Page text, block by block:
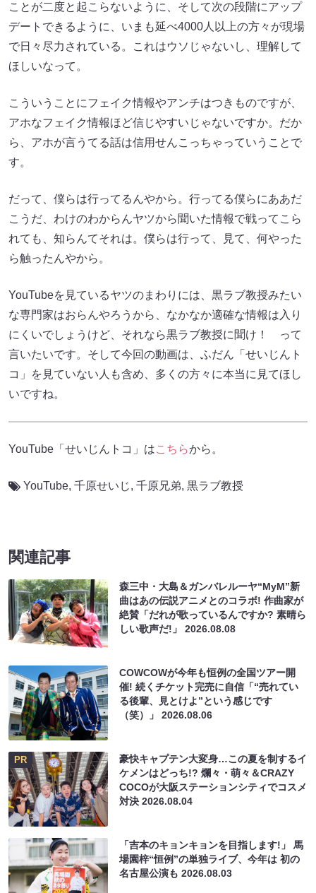
ことが二度と起こらないように、そして次の段階にアップ
デートできるように、いまも延べ4000人以上の方々が現場
で日々尽力されている。これはウソじゃないし、理解して
ほしいなって。
こういうことにフェイク情報やアンチはつきものですが、
アホなフェイク情報ほど信じやすいじゃないですか。だか
ら、アホが言うてる話は信用せんこっちゃっていうことで
す。
だって、僕らは行ってるんやから。行ってる僕らにああだ
こうだ、わけのわからんヤツから聞いた情報で戦ってこら
れても、知らんてそれは。僕らは行って、見て、何やった
ら触ったんやから。
YouTubeを見ているヤツのまわりには、黒ラブ教授みたい
な専門家はおらんやろうから、なかなか適確な情報は入り
にくいでしょうけど、それなら黒ラブ教授に聞け！ って
言いたいです。そして今回の動画は、ふだん「せいじんト
コ」を見ていない人も含め、多くの方々に本当に見てほし
いですね。
YouTube「せいじんトコ」はこちらから。
YouTube, 千原せいじ, 千原兄弟, 黒ラブ教授
関連記事
森三中・大島＆ガンバレルーヤ“MyM”新
曲はあの伝説アニメとのコラボ! 作曲家が
絶賛「だれが歌っているんですか? 素晴ら
しい歌声だ!」2026.08.08
COWCOWが今年も恒例の全国ツアー開
催! 続くチケット完売に自信「“売れてい
る後輩、見とけよ”という感じです
（笑）」2026.08.06
PR
豪快キャプテン大変身…この夏を制するイ
ケメンはどっち!? 爛々・萌々＆CRAZY
COCOが大阪ステーションシティでコスメ
対決2026.08.04
「吉本のキョンキョンを目指します!」 馬
場園梓“恒例”の単独ライブ、今年は 初の
名古屋公演も2026.08.03